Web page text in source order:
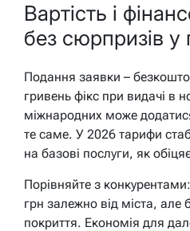
Вартість і
без сюрпризів у
Подання заявки –
гривень фікс при видачі в
міжнародних може
те саме. У 2026 тарифи
на базові послуги, як
Порівняйте з
грн залежно від міста, але
покриття. Економія для